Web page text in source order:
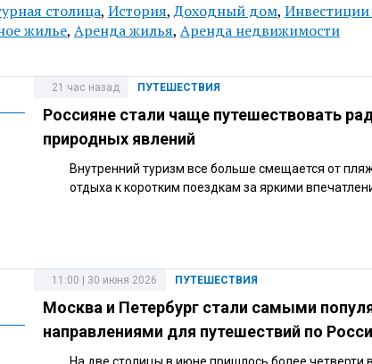
столица, История,Доходный дом, Инвестиции
жилье, Аренда жилья, Аренда недвижимости
ПУТЕШЕСТВИЯ
21 час назад
Россияне стали чаще путешествовать
природных явлений
Внутренний туризм все больше смещается от
отдыха к коротким поездкам за яркими
ПУТЕШЕСТВИЯ
11:00 | 30 июня 2026
Москва и Петербург стали самыми
направлениями для путешествий по